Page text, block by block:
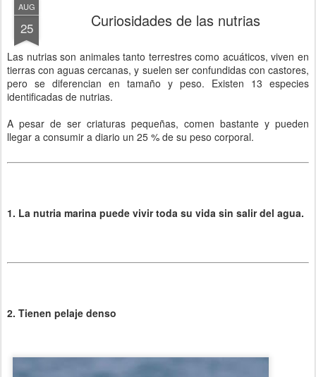
AUG
25 Curiosidades de las nutrias
Las nutrias son animales tanto terrestres como acuáticos, viven en
tierras con aguas cercanas, y suelen ser confundidas con castores,
pero se diferencian en tamaño y peso. Existen 13 especies
identificadas de nutrias.
A pesar de ser criaturas pequeñas, comen bastante y pueden
llegar a consumir a diario un 25 % de su peso corporal.
1. La nutria marina puede vivir toda su vida sin salir del agua.
2. Tienen pelaje denso